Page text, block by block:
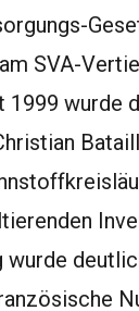
SVA-
wurde
wurde